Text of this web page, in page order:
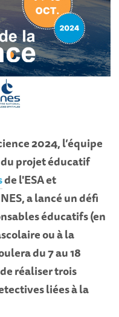
2024, l’équipe
du projet éducatif
de l'ESA et
a lancé un défi
éducatifs (en
ou à la
du 7 au 18
réaliser trois
liées à la